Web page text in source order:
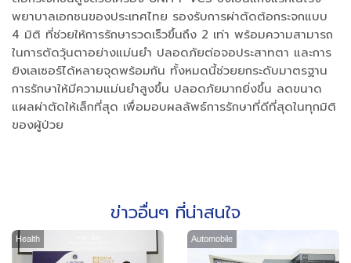
พยาบาลเอกชนของประเทศไทย รองรับการผ่าตัดต้อกระจกแบบ
4 มิติ ที่ช่วยให้การรักษารวดเร็วขึ้นถึง 2 เท่า พร้อมความสามารถ
ในการตัดวุ้นตาอย่างแม่นยำ ปลอดภัยต่อจอประสาทตา และการ
ยิงเลเซอร์ได้หลายจุดพร้อมกัน ทั้งหมดนี้ช่วยยกระดับมาตรฐาน
การรักษาให้มีความแม่นยำสูงขึ้น ปลอดภัยมากยิ่งขึ้น ลดขนาด
แผลผ่าตัดให้เล็กที่สุด เพื่อมอบผลลัพธ์การรักษาที่ดีที่สุดในทุกมิติ
ของผู้ป่วย
ข่าวอื่นๆ ที่น่าสนใจ
Health Automobile